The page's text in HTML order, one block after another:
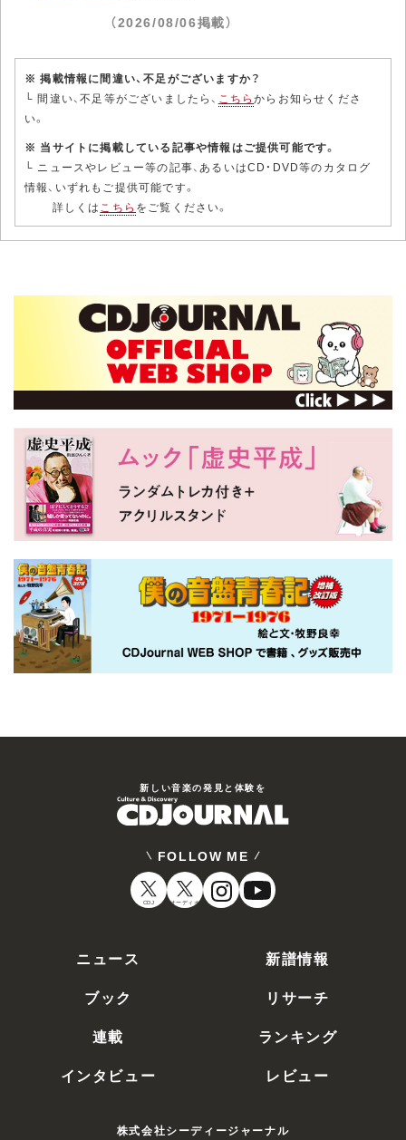
（2026/08/06掲載）
※ 掲載情報に間違い、不足がございますか？
└ 間違い、不足等がございましたら、 こちらからお知らせくださ
い。
※ 当サイトに掲載している記事や情報はご提供可能です。
└ ニュースやレビュー等の記事、あるいはCD・DVD等のカタログ
情報、いずれもご提供可能です。
詳しくはこちら をご覧ください。
新しい⾳楽の発⾒と体験を
FOLLOW ME
CDJ オーディオ
ニュース
新譜情報
ブック
リサーチ
連載
ランキング
インタビュー
レビュー
株式会社シーディージャーナル